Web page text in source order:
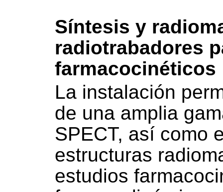
Síntesis y
radiotrabadores
farmacocinéticos
La instalación
de una amplia
SPECT, así como
estructuras
estudios